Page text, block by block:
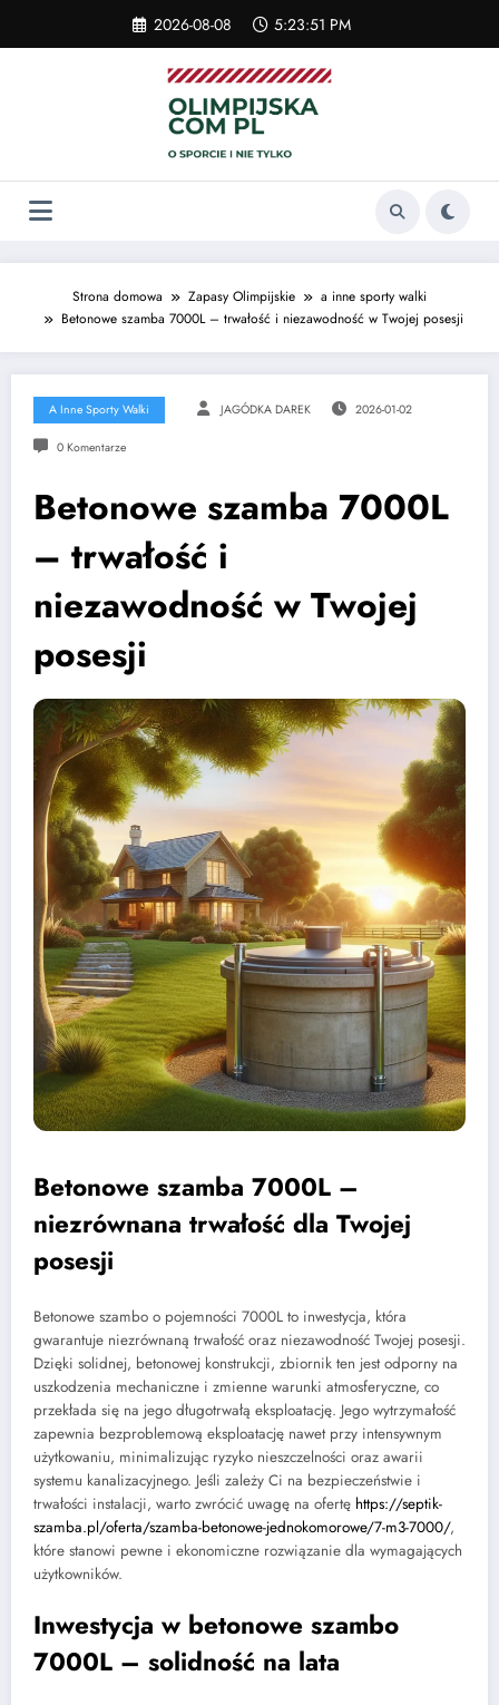
content
2026-08-08 5:23:51 PM
Strona domowa Zapasy Olimpijskie
a inne sporty walki
Betonowe szamba 7000L – trwałość i niezawodność w Twojej posesji
A Inne Sporty Walki JAGÓDKA DAREK 2026-01-02
0 Komentarze
Betonowe szamba 7000L
– trwałość i
niezawodność w Twojej
posesji
Betonowe szamba 7000L –
niezrównana trwałość dla Twojej
posesji
Betonowe szambo o pojemności 7000L to inwestycja, która
gwarantuje niezrównaną trwałość oraz niezawodność Twojej posesji.
Dzięki solidnej, betonowej konstrukcji, zbiornik ten jest odporny na
uszkodzenia mechaniczne i zmienne warunki atmosferyczne, co
przekłada się na jego długotrwałą eksploatację. Jego wytrzymałość
zapewnia bezproblemową eksploatację nawet przy intensywnym
użytkowaniu, minimalizując ryzyko nieszczelności oraz awarii
systemu kanalizacyjnego. Jeśli zależy Ci na bezpieczeństwie i
trwałości instalacji, warto zwrócić uwagę na ofertę https://septik-
szamba.pl/oferta/szamba-betonowe-jednokomorowe/7-m3-7000/,
które stanowi pewne i ekonomiczne rozwiązanie dla wymagających
użytkowników.
Inwestycja w betonowe szambo
7000L – solidność na lata